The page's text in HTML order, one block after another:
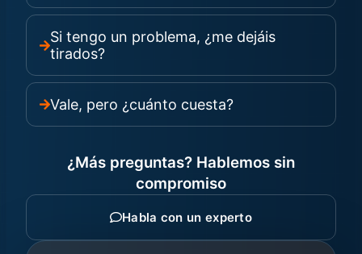
Si tengo un problema, ¿me dejáis
tirados?
Vale, pero ¿cuánto cuesta?
¿Más preguntas? Hablemos sin
compromiso
Habla con un experto